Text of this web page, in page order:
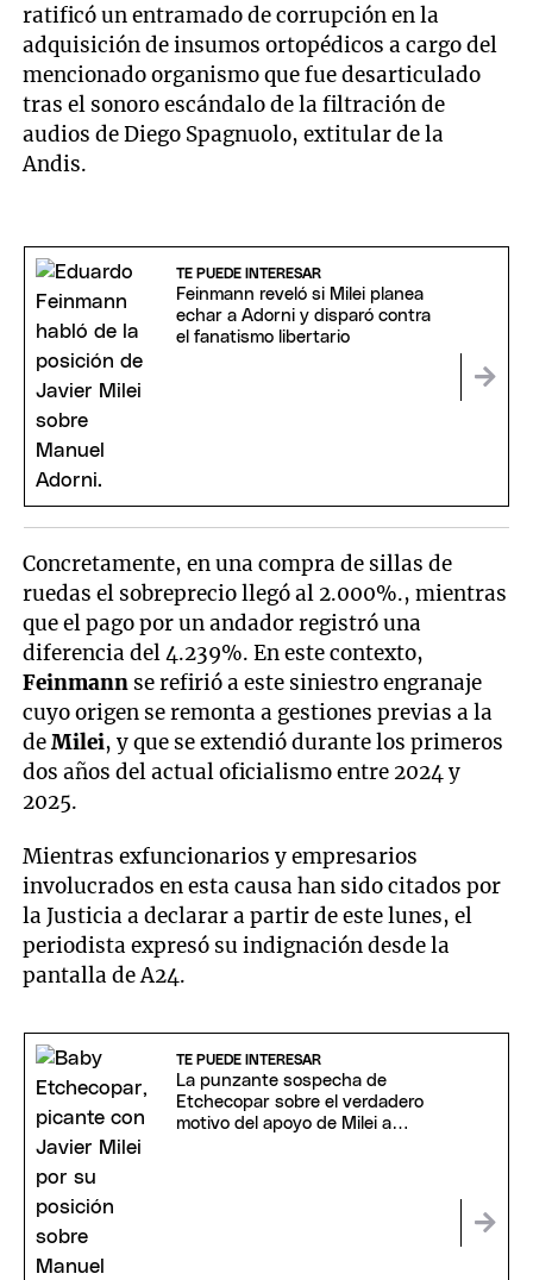
ratificó un entramado de corrupción en la
adquisición de insumos ortopédicos a cargo del
mencionado organismo que fue desarticulado
tras el sonoro escándalo de la filtración de
audios de Diego Spagnuolo, extitular de la
Andis.
TE PUEDE INTERESAR
Feinmann reveló si Milei planea
echar a Adorni y disparó contra
el fanatismo libertario
Concretamente, en una compra de sillas de
ruedas el sobreprecio llegó al 2.000%., mientras
que el pago por un andador registró una
diferencia del 4.239%. En este contexto,
Feinmann se refirió a este siniestro engranaje
cuyo origen se remonta a gestiones previas a la
deMilei, y que se extendió durante los primeros
dos años del actual oficialismo entre 2024 y
2025.
Mientras exfuncionarios y empresarios
involucrados en esta causa han sido citados por
la Justicia a declarar a partir de este lunes, el
periodista expresó su indignación desde la
pantalla de A24.
TE PUEDE INTERESAR
La punzante sospecha de
Etchecopar sobre el verdadero
motivo del apoyo de Milei a